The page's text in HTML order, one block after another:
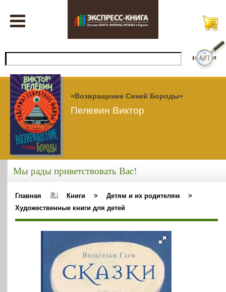
«Возвращение Синей Бороды»
Пелевин Виктор
Мы рады приветствовать Вас!
Главная Книги > Детям и их родителям
>
Художественные книги для детей